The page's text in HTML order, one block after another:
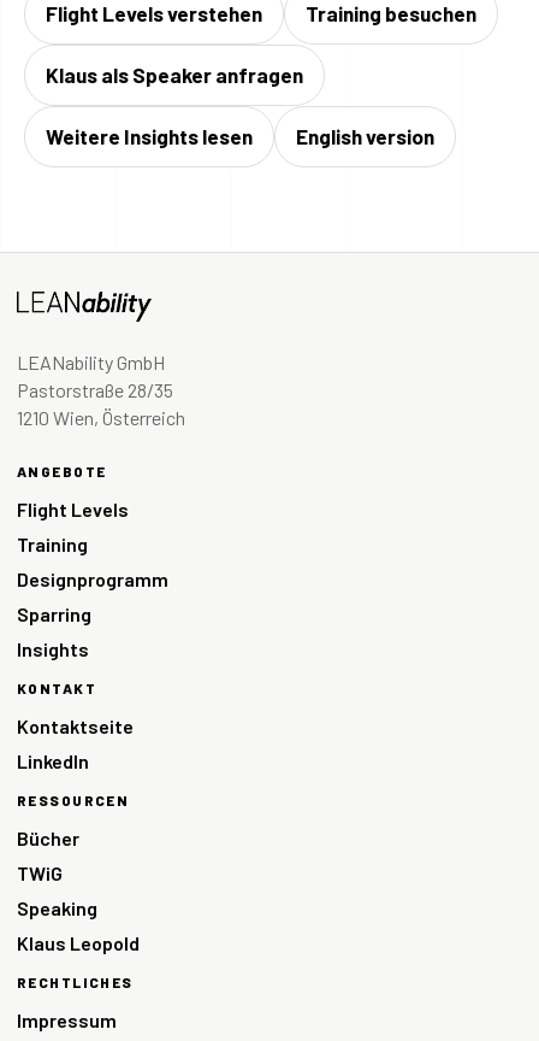
Flight Levels verstehen Training besuchen
Klaus als Speaker anfragen
Weitere Insights lesen English version
LEANability GmbH
Pastorstraße 28/35
1210 Wien, Österreich
ANGEBOTE
Flight Levels
Training
Designprogramm
Sparring
Insights
KONTAKT
Kontaktseite
LinkedIn
RESSOURCEN
Bücher
TWiG
Speaking
Klaus Leopold
RECHTLICHES
Impressum